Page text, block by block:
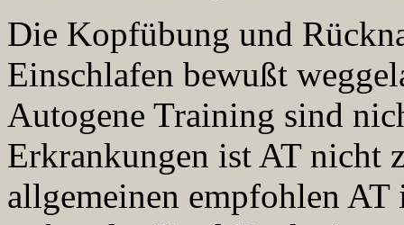
Die Kopfübung und
Einschlafen bewußt
Autogene Training sind
Erkrankungen ist AT nicht
allgemeinen empfohlen